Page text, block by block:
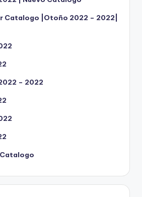
Catalogo |Otoño 2022 – 2022|
– 2022